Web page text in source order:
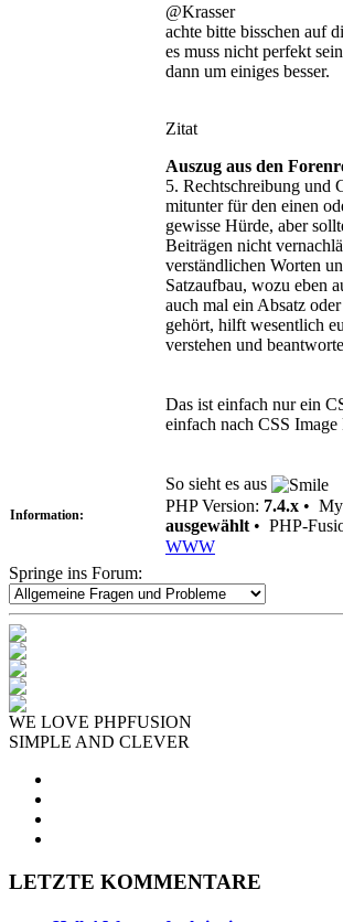
@Krasser
achte bitte bisschen auf
es muss nicht perfekt
dann um einiges besser.
Zitat
Auszug aus den
5. Rechtschreibung und
mitunter für den einen
gewisse Hürde, aber
Beiträgen nicht
verständlichen Worten
Satzaufbau, wozu eben
auch mal ein Absatz
gehört, hilft wesentlich
verstehen und
Das ist einfach nur ein
einfach nach CSS Image
So sieht es aus
Information: PHP Version: 7.4.x •
ausgewählt • PHP-
WWW
Springe ins Forum:
WE LOVE PHPFUSION
SIMPLE AND CLEVER
LETZTE KOMMENTARE